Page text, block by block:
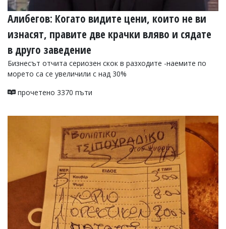
Алибегов: Когато видите цени, които не ви
изнасят, правите две крачки вляво и сядате
в друго заведение
Бизнесът отчита сериозен скок в разходите -наемите по
морето са се увеличили с над 30%
прочетено 3370 пъти